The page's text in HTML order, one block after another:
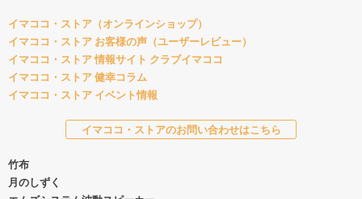
イマココ・ストア（オンラインショップ）
イマココ・ストア お客様の声（ユーザーレビュー）
イマココ・ストア 情報サイト クラブイマココ
イマココ・ストア 健幸コラム
イマココ・ストア イベント情報
イマココ・ストアのお問い合わせはこちら
竹布
月のしずく